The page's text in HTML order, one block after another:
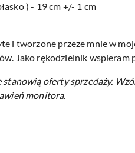
) - 19 cm +/- 1 cm
i tworzone przeze mnie w
Jako rękodzielnik
oferty sprzedaży.
monitora.